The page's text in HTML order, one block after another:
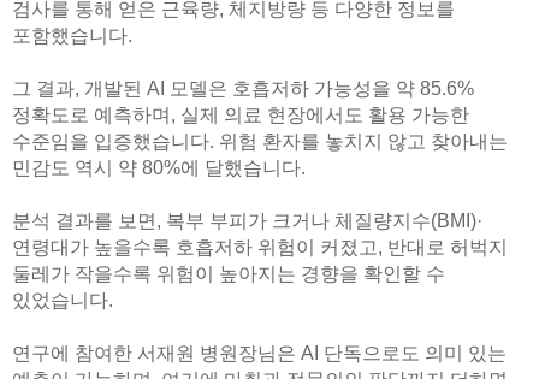
검사를 통해 얻은 근육량, 체지방량 등 다양한 정보를
포함했습니다.
그 결과, 개발된 AI 모델은 호흡저하 가능성을 약 85.6%
정확도로 예측하며, 실제 의료 현장에서도 활용 가능한
수준임을 입증했습니다. 위험 환자를 놓치지 않고 찾아내는
민감도 역시 약 80%에 달했습니다.
분석 결과를 보면, 복부 부피가 크거나 체질량지수(BMI)·
연령대가 높을수록 호흡저하 위험이 커졌고, 반대로 허벅지
둘레가 작을수록 위험이 높아지는 경향을 확인할 수
있었습니다.
연구에 참여한 서재원 병원장님은 AI 단독으로도 의미 있는